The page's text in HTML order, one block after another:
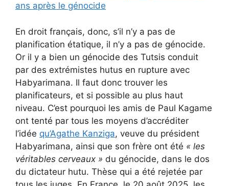
ans après le génocide
En droit français, donc, s’il n’y a pas de
planification étatique, il n’y a pas de génocide.
Or il y a bien un génocide des Tutsis conduit
par des extrémistes hutus en rupture avec
Habyarimana. Il faut donc trouver les
planificateurs, et si possible au plus haut
niveau. C’est pourquoi les amis de Paul Kagame
ont tenté par tous les moyens d’accréditer
l’idée qu’Agathe Kanziga, veuve du président
Habyarimana, ainsi que son frère ont été « les
véritables cerveaux » du génocide, dans le dos
du dictateur hutu. Thèse qui a été rejetée par